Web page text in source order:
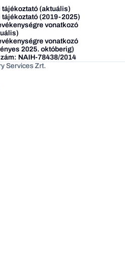
(aktuális)
(2019-2025)
vonatkozó
vonatkozó
2025. októberig)
NAIH-78438/2014
Services Zrt.